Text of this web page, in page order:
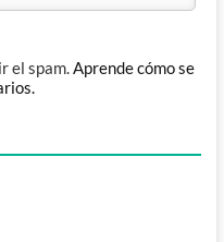
el spam.Aprende cómo se